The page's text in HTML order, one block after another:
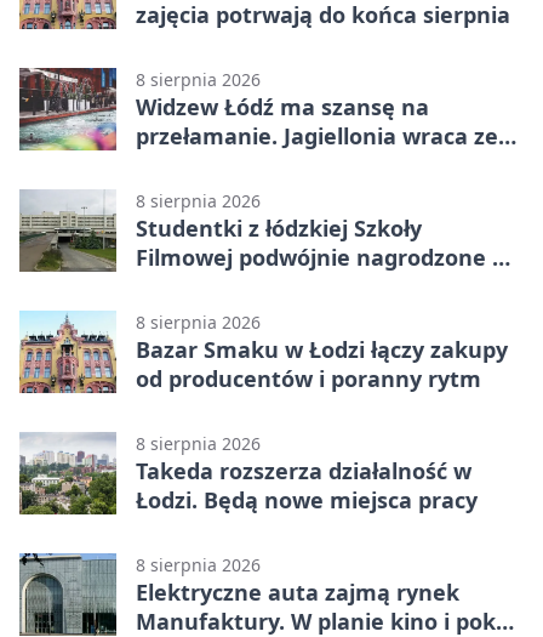
zajęcia potrwają do końca sierpnia
8 sierpnia 2026
Widzew Łódź ma szansę na
przełamanie. Jagiellonia wraca ze
8 sierpnia 2026
Studentki z łódzkiej Szkoły
Filmowej podwójnie nagrodzone na
8 sierpnia 2026
Bazar Smaku w Łodzi łączy zakupy
od producentów i poranny rytm
8 sierpnia 2026
Takeda rozszerza działalność w
Łodzi. Będą nowe miejsca pracy
8 sierpnia 2026
Elektryczne auta zajmą rynek
Manufaktury. W planie kino i pokaz